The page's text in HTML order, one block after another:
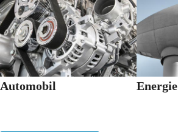
Automobil Energie